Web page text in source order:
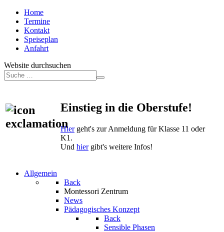
Home
Termine
Kontakt
Speiseplan
Anfahrt
Website durchsuchen
Einstieg in die Oberstufe!
Hiergeht's zur Anmeldung für Klasse 11 oder
K1.
Und hiergibt's weitere Infos!
Allgemein
Back
Montessori Zentrum
News
Pädagogisches Konzept
Back
Sensible Phasen